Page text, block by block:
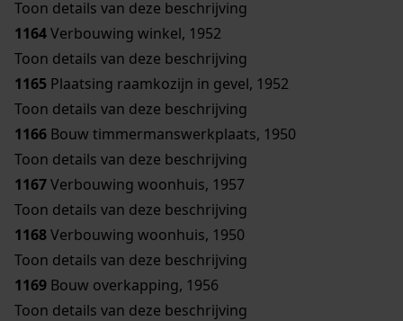
Toon details van deze beschrijving
1164Verbouwing winkel, 1952
Toon details van deze beschrijving
1165 Plaatsing raamkozijn in gevel, 1952
Toon details van deze beschrijving
1166 Bouw timmermanswerkplaats, 1950
Toon details van deze beschrijving
1167Verbouwing woonhuis, 1957
Toon details van deze beschrijving
1168Verbouwing woonhuis, 1950
Toon details van deze beschrijving
1169 Bouw overkapping, 1956
Toon details van deze beschrijving